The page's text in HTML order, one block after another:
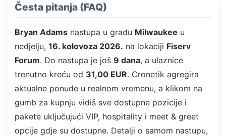
Česta pitanja (FAQ)
Bryan Adams nastupa u gradu Milwaukee u
nedjelju, 16. kolovoza 2026. na lokaciji Fiserv
Forum. Do nastupa je još 9 dana, a ulaznice
trenutno kreću od 31,00 EUR. Cronetik agregira
aktualne ponude u realnom vremenu, a klikom na
gumb za kupnju vidiš sve dostupne pozicije i
pakete uključujući VIP, hospitality i meet & greet
opcije gdje su dostupne. Detalji o samom nastupu,